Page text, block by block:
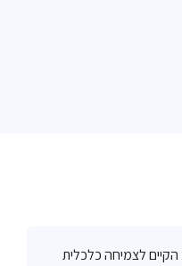
לצמיחה כלכלית